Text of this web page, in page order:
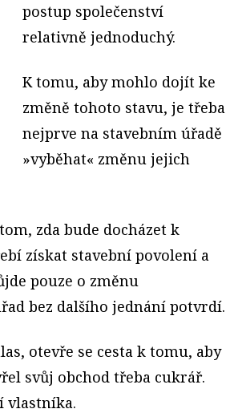
postup společenství
relativně jednoduchý.
K tomu, aby mohlo dojít ke
změně tohoto stavu, je třeba
nejprve na stavebním úřadě
»vyběhat« změnu jejich
zda bude docházet k
získat stavební povolení a
pouze o změnu
bez dalšího jednání potvrdí.
otevře se cesta k tomu, aby
svůj obchod třeba cukrář.
vlastníka.